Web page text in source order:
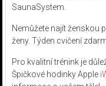
SaunaSystem.
Nemůžete najít ženskou
ženy. Týden cvičení
Pro kvalitní trénink je
Špičkové hodinky Apple